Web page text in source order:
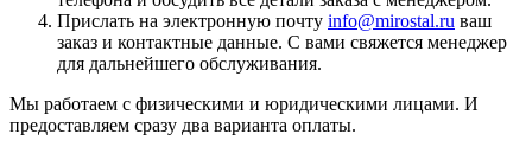
Прислать на электронную почту info@mirostal.ru ваш
заказ и контактные данные. С вами свяжется менеджер
для дальнейшего обслуживания.
Мы работаем с физическими и юридическими лицами. И
предоставляем сразу два варианта оплаты.